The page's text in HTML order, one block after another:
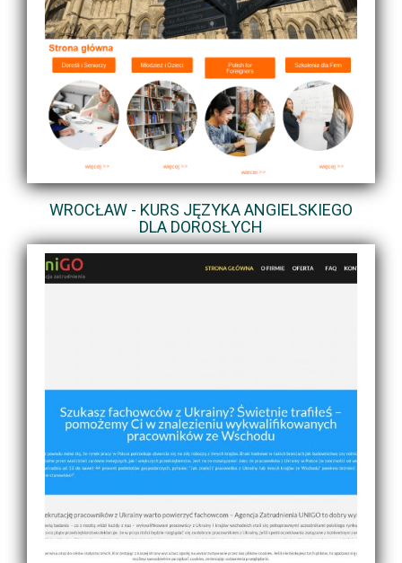
WROCŁAW - KURS JĘZYKA ANGIELSKIEGO
DLA DOROSŁYCH